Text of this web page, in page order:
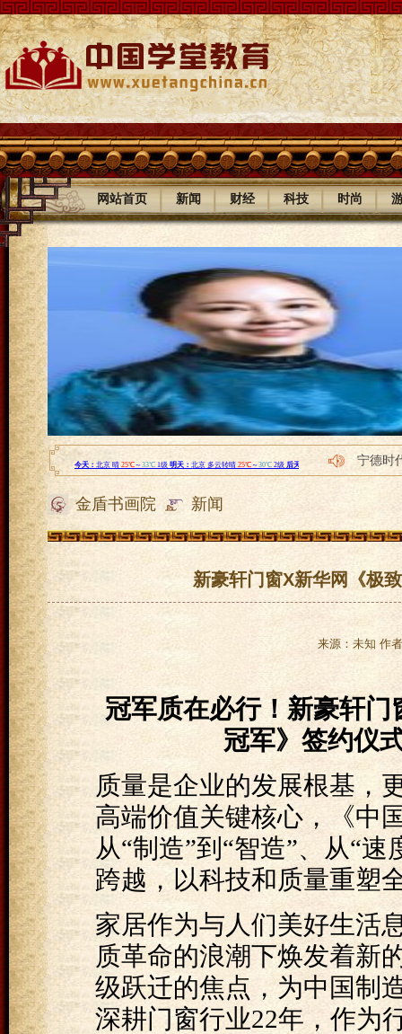
网站首页 | 新闻 | 财经 | 科技 | 时尚 |
宁德时
19800
金盾书画院 新闻
新豪轩门窗X新华网《极
来源：未知 作
冠军质在必行！新豪轩
冠军》签约仪
质量是企业的发展根基，
高端价值关键核心，《中
从“制造”到“智造”、从“速
跨越，以科技和质量重塑
家居作为与人们美好生活
质革命的浪潮下焕发着新
级跃迁的焦点，为中国制
深耕门窗行业22年，作为